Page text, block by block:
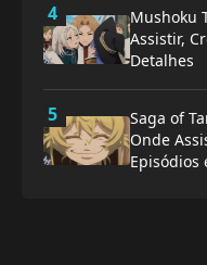
4
Mushoku
Assistir,
Detalhes
5
Saga of
Onde
Episódios